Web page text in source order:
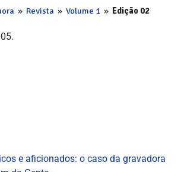
» Revista » Volume 1 » Edição 02
e aficionados: o caso da gravadora